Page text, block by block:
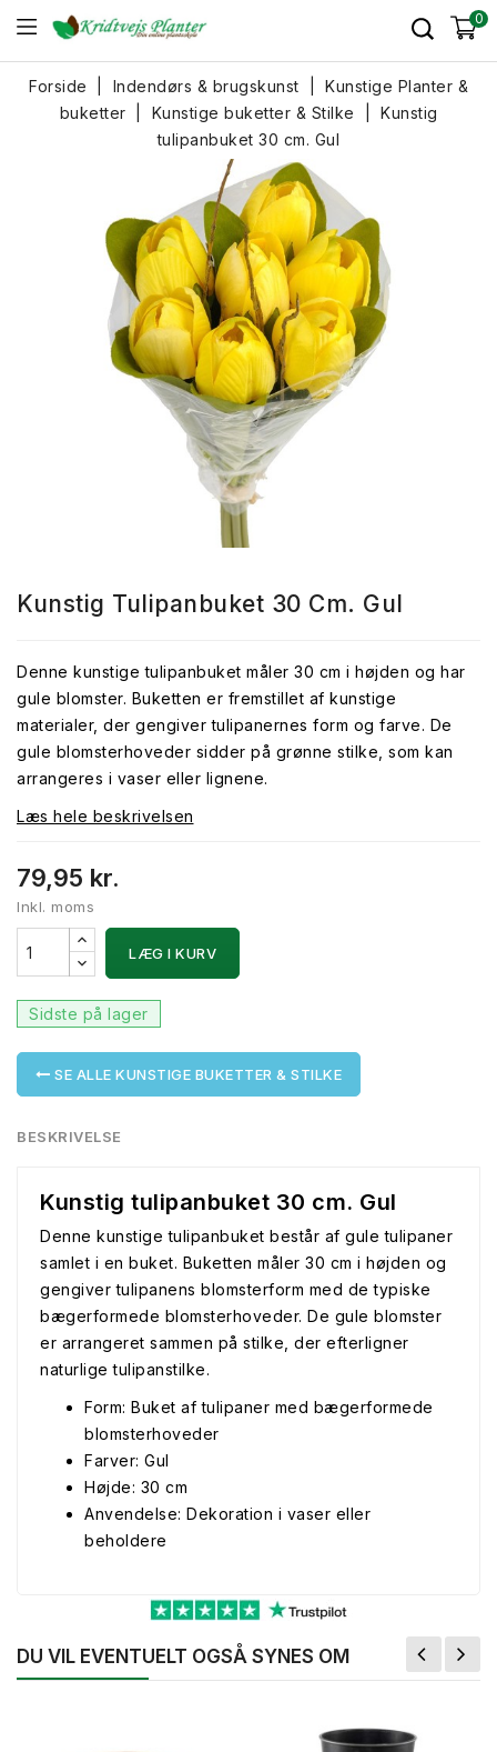
0
Forside Indendørs & brugskunst
Kunstige Planter &
buketter
Kunstige buketter & Stilke
Kunstig
tulipanbuket 30 cm. Gul
Kunstig Tulipanbuket 30 Cm. Gul
Denne kunstige tulipanbuket måler 30 cm i højden og har
gule blomster. Buketten er fremstillet af kunstige
materialer, der gengiver tulipanernes form og farve. De
gule blomsterhoveder sidder på grønne stilke, som kan
arrangeres i vaser eller lignene.
Læs hele beskrivelsen
79,95 kr.
Inkl. moms
LÆG I KURV
Sidste på lager
SE ALLE KUNSTIGE BUKETTER & STILKE
BESKRIVELSE
Kunstig tulipanbuket 30 cm. Gul
Denne kunstige tulipanbuket består af gule tulipaner
samlet i en buket. Buketten måler 30 cm i højden og
gengiver tulipanens blomsterform med de typiske
bægerformede blomsterhoveder. De gule blomster
er arrangeret sammen på stilke, der efterligner
naturlige tulipanstilke.
Form: Buket af tulipaner med bægerformede
blomsterhoveder
Farver: Gul
Højde: 30 cm
Anvendelse: Dekoration i vaser eller
beholdere
DU VIL EVENTUELT OGSÅ SYNES OM